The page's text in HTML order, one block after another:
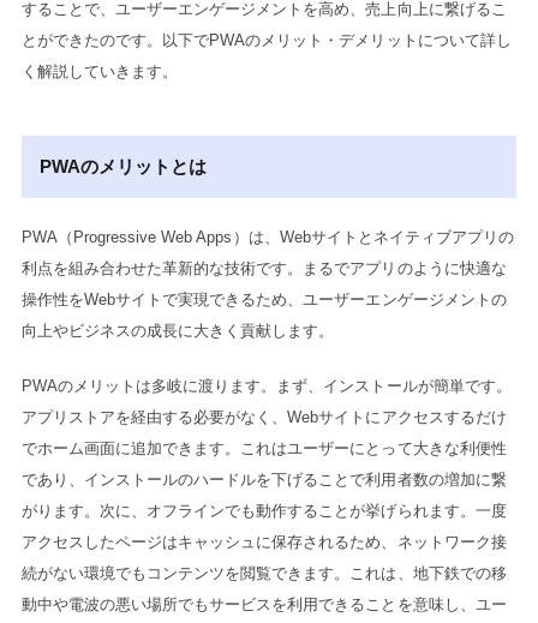
することで、ユーザーエンゲージメントを高め、売上向上に繋げるこ
とができたのです。以下でPWAのメリット・デメリットについて詳し
く解説していきます。
PWAのメリットとは
PWA（Progressive Web Apps）は、Webサイトとネイティブアプリの
利点を組み合わせた革新的な技術です。まるでアプリのように快適な
操作性をWebサイトで実現できるため、ユーザーエンゲージメントの
向上やビジネスの成長に大きく貢献します。
PWAのメリットは多岐に渡ります。まず、インストールが簡単です。
アプリストアを経由する必要がなく、Webサイトにアクセスするだけ
でホーム画面に追加できます。これはユーザーにとって大きな利便性
であり、インストールのハードルを下げることで利用者数の増加に繋
がります。次に、オフラインでも動作することが挙げられます。一度
アクセスしたページはキャッシュに保存されるため、ネットワーク接
続がない環境でもコンテンツを閲覧できます。これは、地下鉄での移
動中や電波の悪い場所でもサービスを利用できることを意味し、ユー